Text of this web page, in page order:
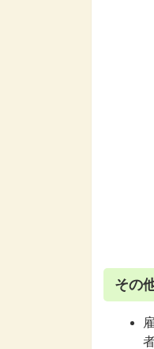
その